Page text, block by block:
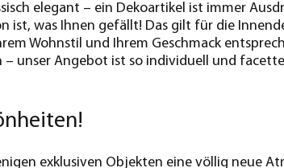
elegant – ein Dekoartikel ist immer
ist, was Ihnen gefällt! Das gilt für die
Wohnstil und Ihrem Geschmack
– unser Angebot ist so individuell und
exklusiven Objekten eine völlig neue